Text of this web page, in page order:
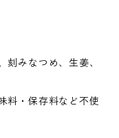
みなつめ、生姜、
料・保存料など不使